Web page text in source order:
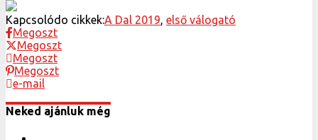
Kapcsolódo cikkek:A Dal 2019 első válogató
Megoszt
Megoszt
Megoszt
Megoszt
e-mail
Neked ajánluk még